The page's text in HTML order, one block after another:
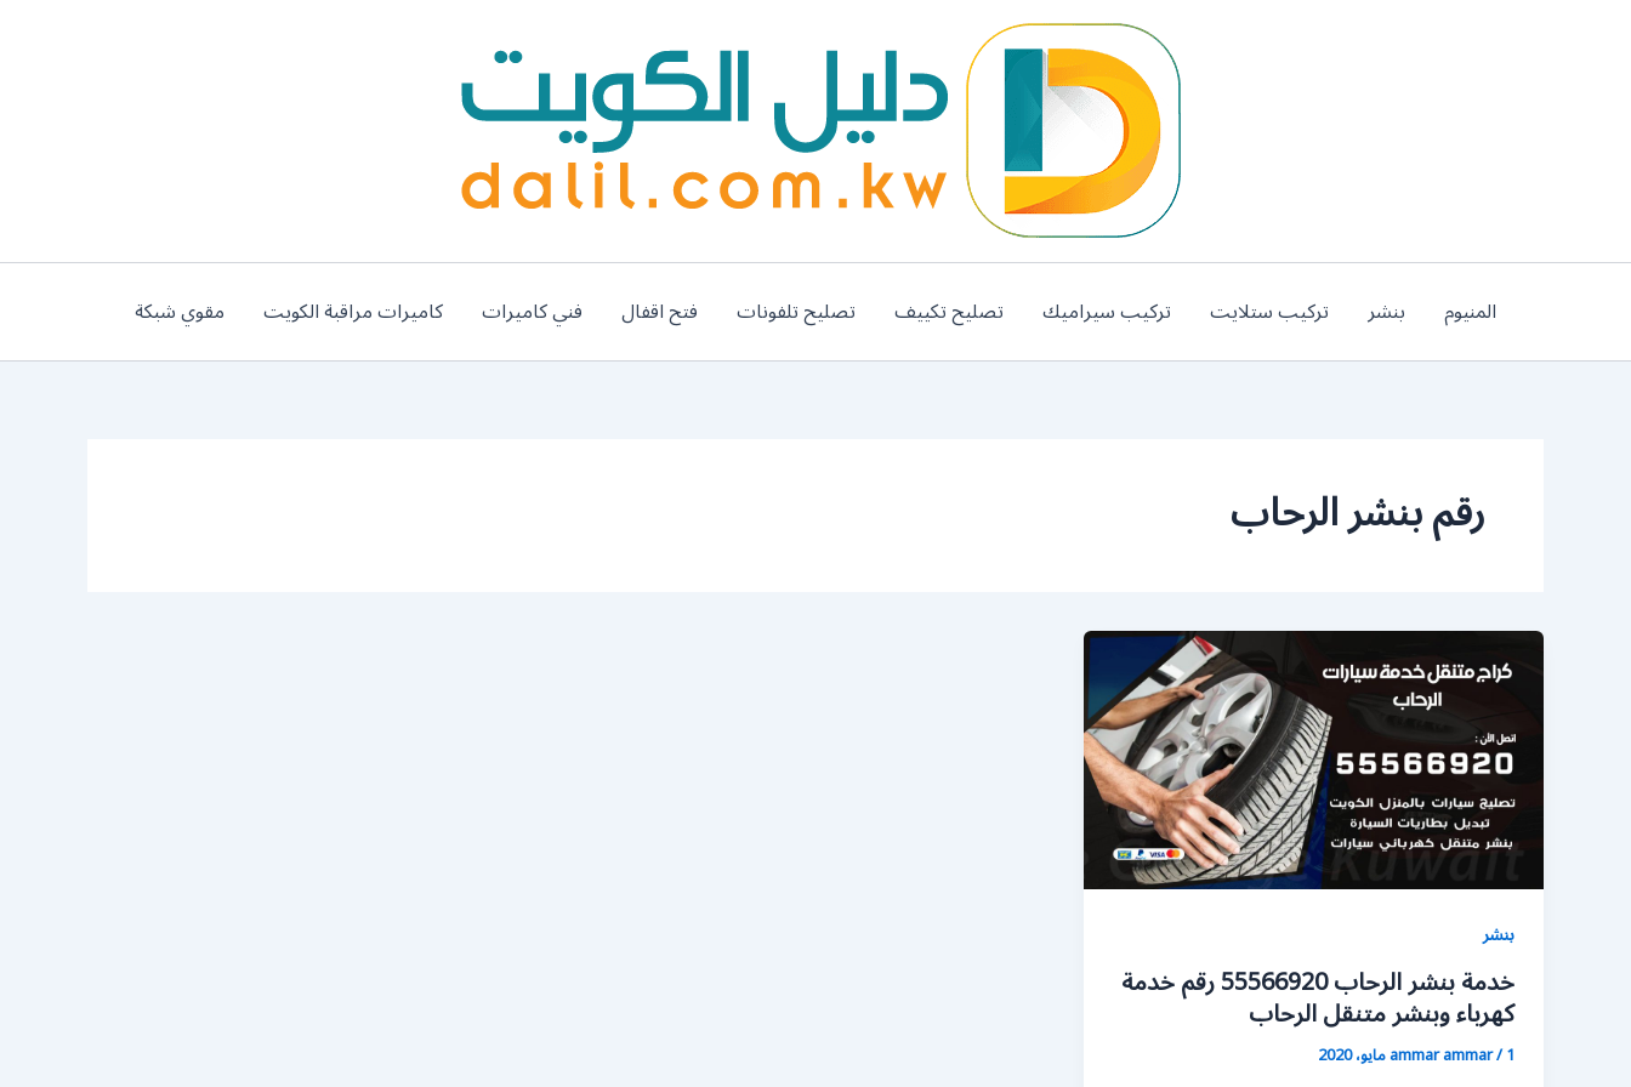
المنيوم بنشر تركيب ستلايت تركيب سيراميك تصليح تكييف تصليح تلفونات فتح اقفال فني كاميرات كاميرات مراقبة الكويت مقوي شبكة
رقم بنشر الرحاب
بنشر
خدمة بنشر الرحاب 55566920 رقم خدمة
كهرباء وبنشر متنقل الرحاب
ammar ammar/1 مايو، 2020